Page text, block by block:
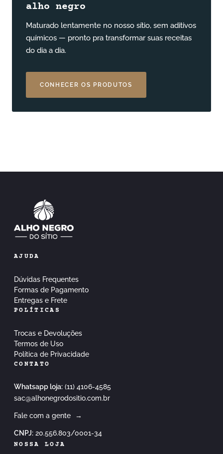
alho negro
Maturado lentamente no nosso sítio, sem aditivos
químicos — pronto pra transformar suas receitas
do dia a dia.
CONHECER OS PRODUTOS
AJUDA
Dúvidas Frequentes
Formas de Pagamento
Entregas e Frete
POLÍTICAS
Trocas e Devoluções
Termos de Uso
Política de Privacidade
CONTATO
Whatsapp loja: (11) 4106-4585
sac@alhonegrodositio.com.br
Fale com a gente →
CNPJ: 20.556.803/0001-34
NOSSA LOJA